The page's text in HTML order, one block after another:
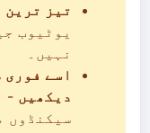
تیز ترین
یوٹیوب
نہیں۔
اسے
دیکھیں -
سیکنڈوں